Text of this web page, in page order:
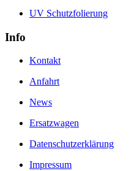
UV Schutzfolierung
Info
Kontakt
Anfahrt
News
Ersatzwagen
Datenschutzerklärung
Impressum